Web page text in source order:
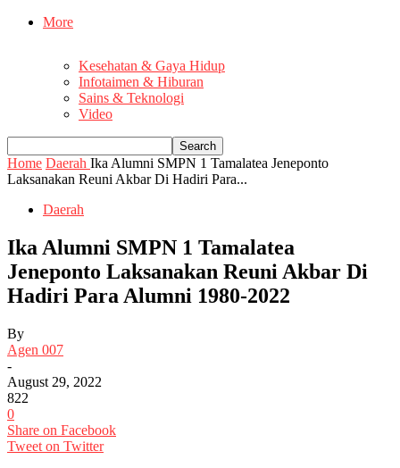
More
Kesehatan & Gaya Hidup
Infotaimen & Hiburan
Sains & Teknologi
Video
Home Daerah Ika Alumni SMPN 1 Tamalatea Jeneponto
Laksanakan Reuni Akbar Di Hadiri Para...
Daerah
Ika Alumni SMPN 1 Tamalatea
Jeneponto Laksanakan Reuni Akbar Di
Hadiri Para Alumni 1980-2022
By
Agen 007
-
August 29, 2022
822
0
Share on Facebook
Tweet on Twitter